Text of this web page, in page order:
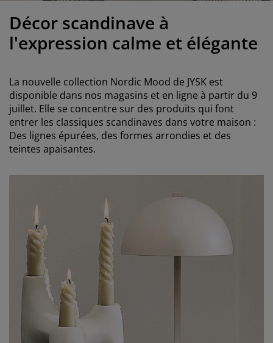
entretien meubles
d'extérieur
et entretien
Décor scandinave à
l'expression calme et élégante
La nouvelle collection Nordic Mood de JYSK est
disponible dans nos magasins et en ligne à partir du 9
juillet. Elle se concentre sur des produits qui font
entrer les classiques scandinaves dans votre maison :
Des lignes épurées, des formes arrondies et des
teintes apaisantes.